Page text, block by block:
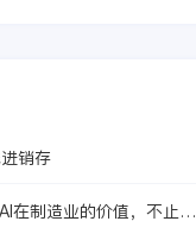
销存
在制造业的价值，不止体